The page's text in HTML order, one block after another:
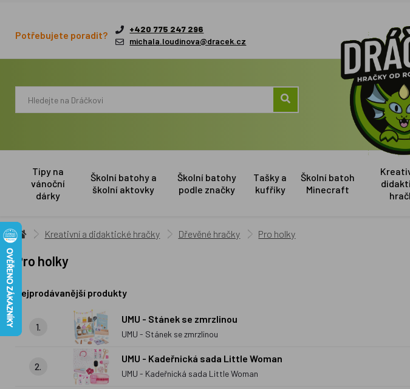
Potřebujete poradit?
+420 775 247 296
michala.loudinova@dracek.cz
Tipy na
vánoční
dárky
Školní batohy a
školní aktovky
Školní batohy
podle značky
Tašky a
kufříky
Školní batoh
Minecraft
Kreativní a didaktické hračky Dřevěné hračky Pro holky
Pro holky
Nejprodávanější produkty
1.
UMU - Stánek se zmrzlinou
UMU - Stánek se zmrzlinou
2.
UMU - Kadeřnická sada Little Woman
UMU - Kadeřnická sada Little Woman